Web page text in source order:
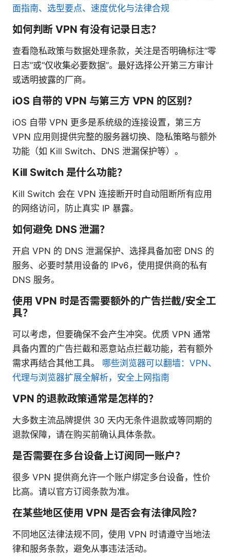
面指南、选型要点、速度优化与法律合规
如何判断 VPN 有没有记录日志？
查看隐私政策与数据处理条款，关注是否明确标注“零
日志”或“仅收集必要数据”。最好选择公开第三方审计
或透明披露的厂商。
iOS 自带的 VPN 与第三方 VPN 的区别？
iOS 自带 VPN 更多是系统级的连接设置，第三方
VPN 应用则提供完整的服务器切换、隐私策略与额外
功能（如 Kill Switch、DNS 泄漏保护等）。
Kill Switch 是什么功能？
Kill Switch 会在 VPN 连接断开时自动阻断所有应用
的网络访问，防止真实 IP 暴露。
如何避免 DNS 泄漏？
开启 VPN 的 DNS 泄漏保护、选择具备加密 DNS 的
服务、必要时禁用设备的 IPv6，使用提供商的私有
DNS 服务。
使用 VPN 时是否需要额外的广告拦截/安全工
具？
可以考虑，但要确保不会产生冲突。优质 VPN 通常
具备内置的广告拦截和恶意站点拦截功能，若有额外
需求再结合其他工具。 哪些浏览器可以翻墙：VPN、
代理与浏览器扩展全解析，安全上网指南
VPN 的退款政策通常是怎样的？
大多数主流品牌提供 30 天内无条件退款或等同期的
退款保障，请在购买前确认具体条款。
是否需要在多台设备上订阅同一账户？
很多 VPN 提供商允许一个账户绑定多台设备，性价
比高。请以官方订阅条款为准。
在某些地区使用 VPN 是否会有法律风险？
不同地区法律法规不同，使用 VPN 时请遵守当地法
律和服务条款，避免从事违法活动。